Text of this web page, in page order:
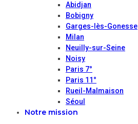
Abidjan
Bobigny
Garges-lès-Gonesse
Milan
Neuilly-sur-Seine
Noisy
Paris 7°
Paris 11°
Rueil-Malmaison
Séoul
Notre mission